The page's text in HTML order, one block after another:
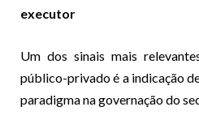
executor
Um dos sinais mais
público-privado é a indicação
paradigma na governação do